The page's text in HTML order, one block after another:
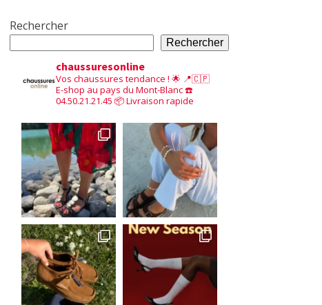
Rechercher
Rechercher
chaussuresonline
Vos chaussures tendance ! 🌟 📍🇨🇵
E-shop au pays du Mont-Blanc☎️
04.50.21.21.45 📦 Livraison rapide